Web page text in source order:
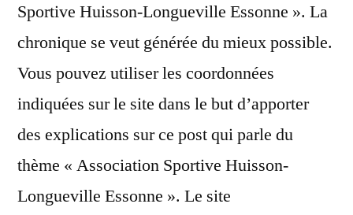
Sportive Huisson-Longueville Essonne ». La
chronique se veut générée du mieux possible.
Vous pouvez utiliser les coordonnées
indiquées sur le site dans le but d’apporter
des explications sur ce post qui parle du
thème « Association Sportive Huisson-
Longueville Essonne ». Le site